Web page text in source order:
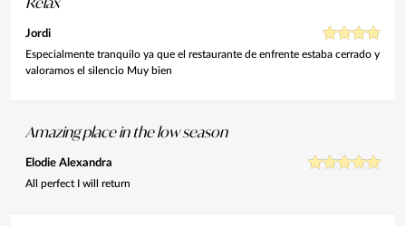
Jordi
Especialmente tranquilo ya que el restaurante de enfrente estaba cerrado y
valoramos el silencio Muy bien
Amazing place in the low season
Elodie Alexandra
All perfect I will return